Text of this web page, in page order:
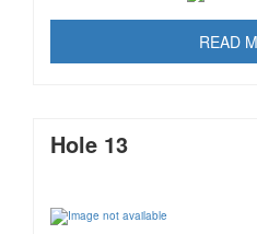
READ
Hole 13